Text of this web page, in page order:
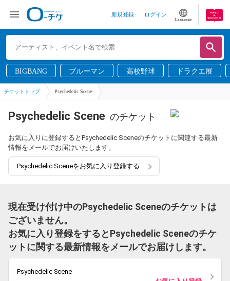
新規登録 ログイン
Language
BIGBANG ブルーマン 高校野球 ドラクエ展
チケットトップ Psychedelic Scene
Psychedelic Scene のチケット
お気に入りに登録するとPsychedelic Sceneのチケットに関連する最新
情報をメールでお届けいたします。
Psychedelic Sceneをお気に入り登録する
現在受け付け中のPsychedelic Sceneのチケットは
ございません。
お気に入り登録をするとPsychedelic Sceneのチケ
ットに関する最新情報をメールでお届けします。
Psychedelic Scene